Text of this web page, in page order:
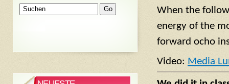
When the
energy of the
forward ocho
Video: Media